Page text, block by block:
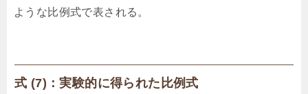
ような比例式で表される。
式 (7)：実験的に得られた比例式